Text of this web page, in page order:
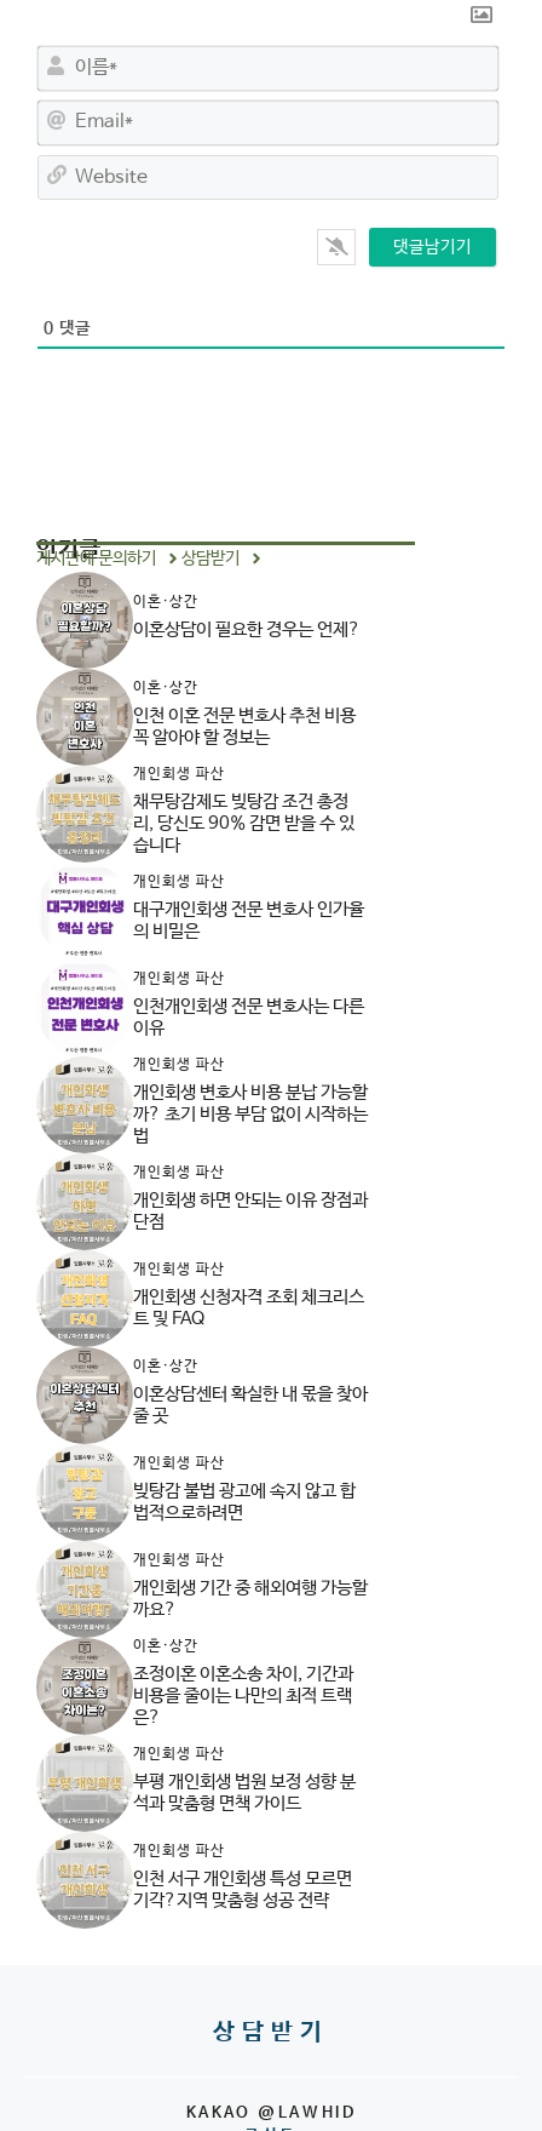
이
*E
a
l
0 댓글
인기글
게시판에 문의하기 상담받기
이혼·상간
이혼상담이 필요한 경우는 언제?
이혼·상간
인천 이혼 전문 변호사 추천 비용
꼭 알아야 할 정보는
개인회생 파산
채무탕감제도 빚탕감 조건 총정
리, 당신도 90% 감면 받을 수 있
습니다
개인회생 파산
대구개인회생 전문 변호사 인가율
의 비밀은
개인회생 파산
인천개인회생 전문 변호사는 다른
이유
개인회생 파산
개인회생 변호사 비용 분납 가능할
까? 초기 비용 부담 없이 시작하는
법
개인회생 파산
개인회생 하면 안되는 이유 장점과
단점
개인회생 파산
개인회생 신청자격 조회 체크리스
트 및 FAQ
이혼·상간
이혼상담센터 확실한 내 몫을 찾아
줄 곳
개인회생 파산
빚탕감 불법 광고에 속지 않고 합
법적으로하려면
개인회생 파산
개인회생 기간 중 해외여행 가능할
까요?
이혼·상간
조정이혼 이혼소송 차이, 기간과
비용을 줄이는 나만의 최적 트랙
은?
개인회생 파산
부평 개인회생 법원 보정 성향 분
석과 맞춤형 면책 가이드
개인회생 파산
인천 서구 개인회생 특성 모르면
기각?지역 맞춤형 성공 전략
상담받기
KAKAO @LAWHID